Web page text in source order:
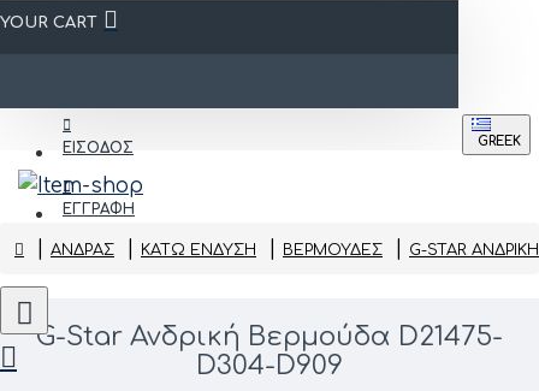
YOUR CART
ΕΙΣΟΔΟΣ
ΕΓΓΡΑΦΗ
GREEK
ΑΝΔΡΑΣ ΚΆΤΩ ΈΝΔΥΣΗ ΒΕΡΜΟΎΔΕΣ G-STAR
G-Star Ανδρική Βερμούδα D21475-
D304-D909